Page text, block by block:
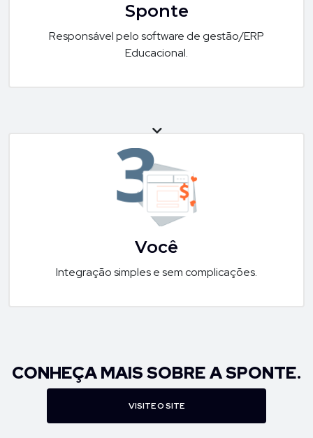
Sponte
Responsável pelo software de gestão/ERP
Educacional.
Você
Integração simples e sem complicações.
CONHEÇA MAIS SOBRE A SPONTE.
VISITE O SITE